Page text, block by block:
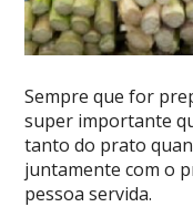
Sempre que for
super importante
tanto do prato
juntamente com o
pessoa servida.